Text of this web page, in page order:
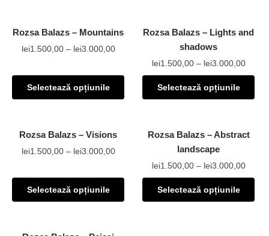
Rozsa Balazs – Mountains
lei1.500,00– lei3.000,00
Selectează opțiunile
Rozsa Balazs – Lights and
shadows
lei1.500,00– lei3.000,00
Selectează opțiunile
Rozsa Balazs – Visions
lei1.500,00– lei3.000,00
Selectează opțiunile
Rozsa Balazs – Abstract
landscape
lei1.500,00– lei3.000,00
Selectează opțiunile